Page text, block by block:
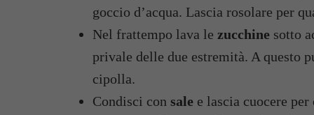
goccio d’acqua. Lascia rosolare per
Nel frattempo lava le zucchine sotto
privale delle due estremità. A questo
cipolla.
Condisci con sale e lascia cuocere